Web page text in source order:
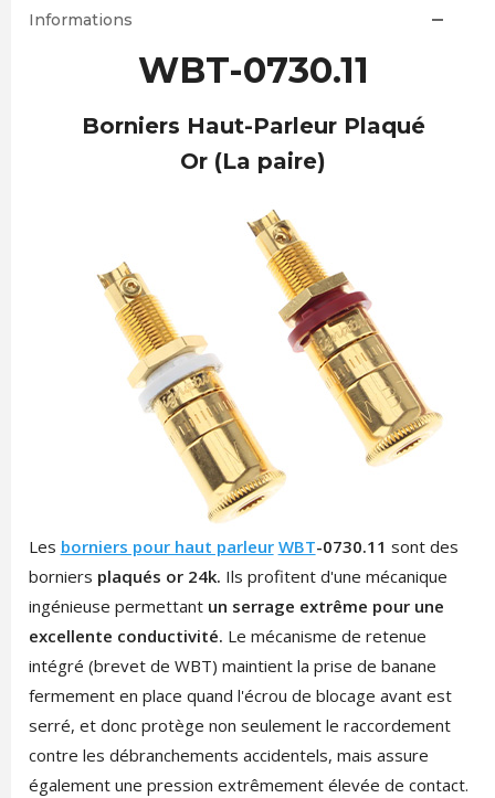
Informations
WBT-0730.11
Borniers Haut-Parleur Plaqué
Or (La paire)
Les borniers pour haut parleur WBT-0730.11 sont des
borniers plaqués or 24k. Ils profitent d'une mécanique
ingénieuse permettant un serrage extrême pour une
excellente conductivité. Le mécanisme de retenue
intégré (brevet de WBT) maintient la prise de banane
fermement en place quand l'écrou de blocage avant est
serré, et donc protège non seulement le raccordement
contre les débranchements accidentels, mais assure
également une pression extrêmement élevée de contact.